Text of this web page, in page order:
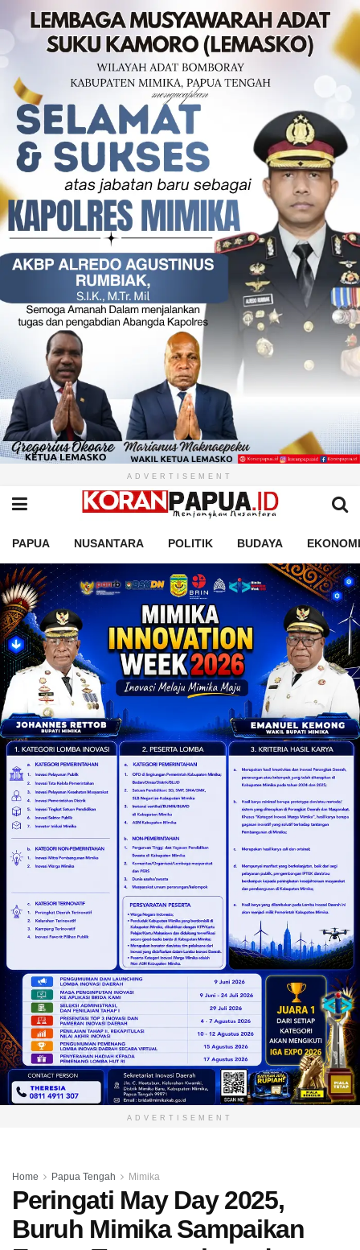
ADVERTISEMENT
PAPUA NUSANTARA POLITIK BUDAYA EKONOMI
ADVERTISEMENT
Home Papua Tengah Mimika
Peringati May Day 2025,
Buruh Mimika Sampaikan